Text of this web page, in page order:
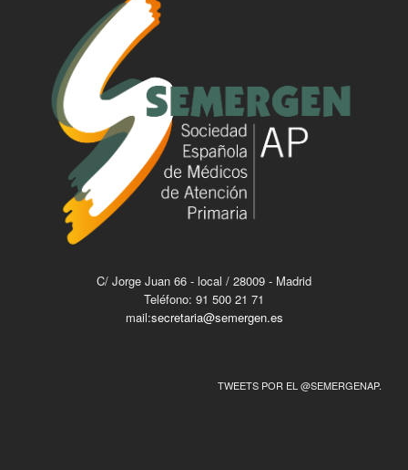
C/ Jorge Juan 66 - local / 28009 - Madrid
Teléfono: 91 500 21 71
mail:secretaria@semergen.es
TWEETS POR EL @SEMERGENAP.